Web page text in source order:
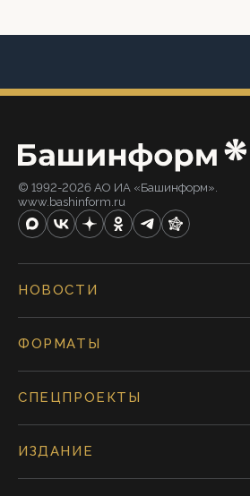
© 1992-2026 АО ИА «Башинформ».
www.bashinform.ru
НОВОСТИ
ФОРМАТЫ
СПЕЦПРОЕКТЫ
ИЗДАНИЕ